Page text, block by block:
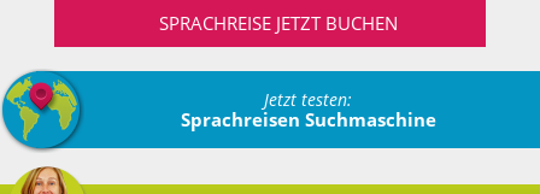
SPRACHREISE JETZT BUCHEN
Jetzt testen:
Sprachreisen Suchmaschine